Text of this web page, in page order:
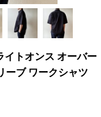
トオンス オーバー
ーブ ワークシャツ